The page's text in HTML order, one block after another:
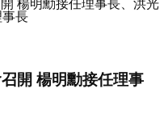
開 楊明勳接任理事